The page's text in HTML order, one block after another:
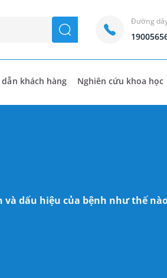
seach
Đường
khách hàng Nghiên cứu khoa học
dấu hiệu của bệnh như thế